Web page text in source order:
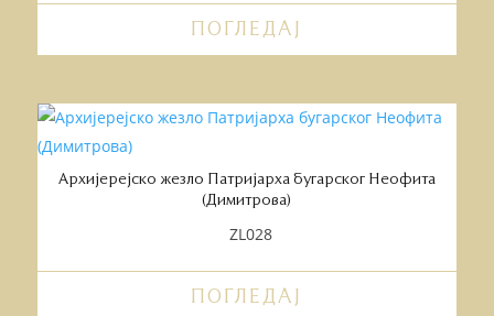
ПОГЛЕДАЈ
Архијерејско жезло Патријарха бугарског Неофита
(Димитрова)
ZL028
ПОГЛЕДАЈ